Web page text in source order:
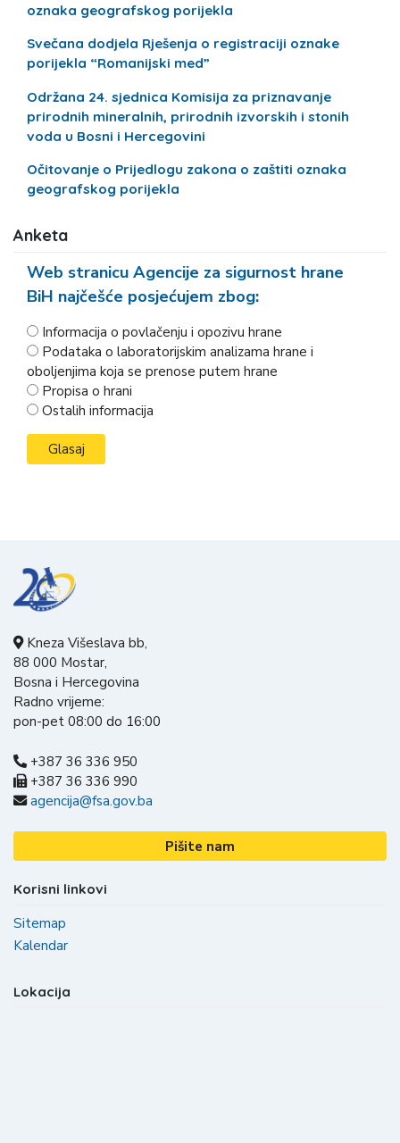
oznaka geografskog porijekla
Svečana dodjela Rješenja o registraciji oznake
porijekla “Romanijski med”
Održana 24. sjednica Komisija za priznavanje
prirodnih mineralnih, prirodnih izvorskih i stonih
voda u Bosni i Hercegovini
Očitovanje o Prijedlogu zakona o zaštiti oznaka
geografskog porijekla
Anketa
Web stranicu Agencije za sigurnost hrane
BiH najčešće posjećujem zbog:
Informacija o povlačenju i opozivu hrane
Podataka o laboratorijskim analizama hrane i
oboljenjima koja se prenose putem hrane
Propisa o hrani
Ostalih informacija
Kneza Višeslava bb,
88 000 Mostar,
Bosna i Hercegovina
Radno vrijeme:
pon-pet 08:00 do 16:00
+387 36 336 950
+387 36 336 990
agencija@fsa.gov.ba
Pišite nam
Korisni linkovi
Sitemap
Kalendar
Lokacija